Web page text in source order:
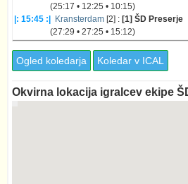
(25:17 • 12:25 • 10:15)
|: 15:45 :| Kransterdam [2] : [1] ŠD Preserje
(27:29 • 27:25 • 15:12)
Ogled koledarja Koledar v ICAL
Okvirna lokacija igralcev ekipe